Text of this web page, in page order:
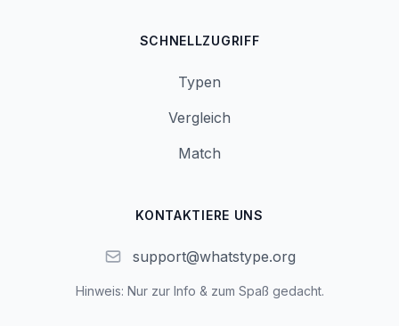
SCHNELLZUGRIFF
Typen
Vergleich
Match
KONTAKTIERE UNS
support@whatstype.org
Hinweis: Nur zur Info & zum Spaß gedacht.